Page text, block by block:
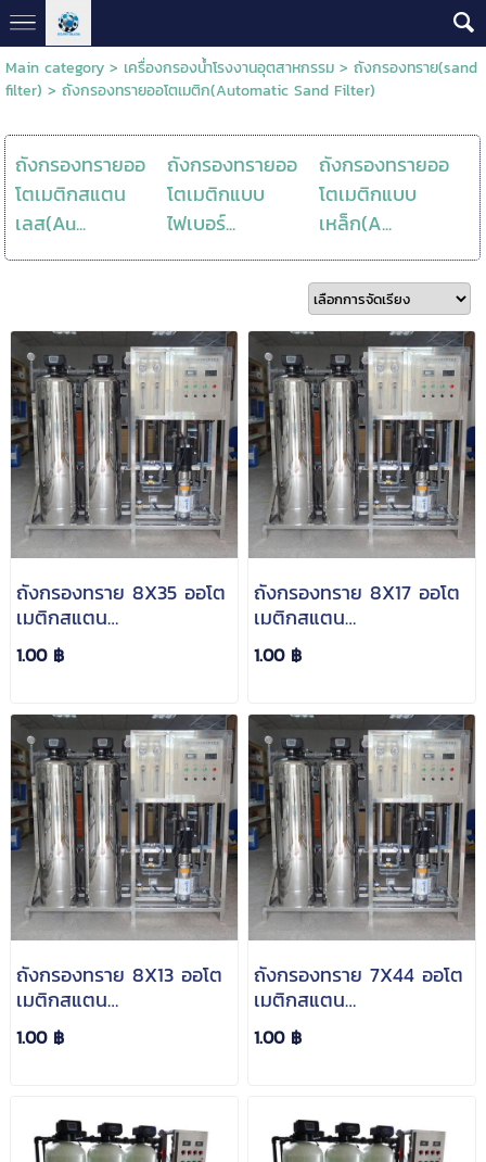
Main category> เครื่องกรองน้ำโรงงานอุตสาหกรรม> ถังกรองทราย(sand
filter) > ถังกรองทรายออโตเมติก(Automatic Sand Filter)
ถังกรองทรายออ
โตเมติกสแตน
เลส(Au...
ถังกรองทรายออ
โตเมติกแบบ
ไฟเบอร์...
ถังกรองทรายออ
โตเมติกแบบ
เหล็ก(A...
ถังกรองทราย 8X35 ออโต
เมติกสแตน
เลส(Automatic Sand
Filter Stainless)
1.00 ฿
ถังกรองทราย 8X17 ออโต
เมติกสแตน
เลส(Automatic Sand
Filter Stainless)
1.00 ฿
ถังกรองทราย 8X13 ออโต
เมติกสแตน
เลส(Automatic Sand
Filter Stainless)
1.00 ฿
ถังกรองทราย 7X44 ออโต
เมติกสแตน
เลส(Automatic Sand
Filter Stainless)
1.00 ฿